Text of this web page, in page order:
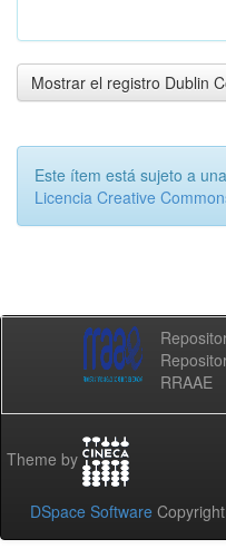
Mostrar el registro Dublin
Este ítem está sujeto a
Licencia Creative
RRAAE
Theme by
DSpace Software